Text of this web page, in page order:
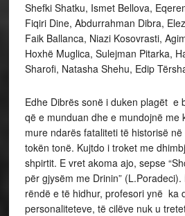
Shefki Shatku, Ismet Bellova,
Fiqiri Dine, Abdurrahman Dibra,
Faik Ballanca, Niazi Kosovrasti,
Hoxhë Muglica, Sulejman Pitarka,
Sharofi, Natasha Shehu, Edip
Edhe Dibrës sonë i duken plagët e
që e munduan dhe e mundojnë me
mure ndarës fataliteti të historisë
tokën tonë. Kujtdo i troket me
shpirtit. E vret akoma ajo, sepse
për gjysëm me Drinin”
rëndë e të hidhur, profesori ynë ka
personaliteteve, të cilëve nuk u